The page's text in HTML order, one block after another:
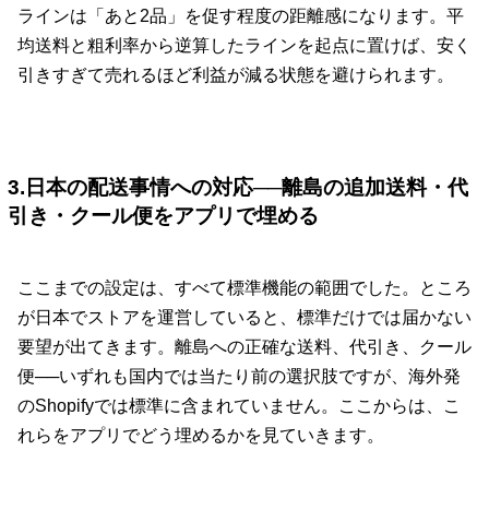
ラインは「あと2品」を促す程度の距離感になります。平
均送料と粗利率から逆算したラインを起点に置けば、安く
引きすぎて売れるほど利益が減る状態を避けられます。
3.日本の配送事情への対応──離島の追加送料・代
引き・クール便をアプリで埋める
ここまでの設定は、すべて標準機能の範囲でした。ところ
が日本でストアを運営していると、標準だけでは届かない
要望が出てきます。離島への正確な送料、代引き、クール
便──いずれも国内では当たり前の選択肢ですが、海外発
のShopifyでは標準に含まれていません。ここからは、こ
れらをアプリでどう埋めるかを見ていきます。